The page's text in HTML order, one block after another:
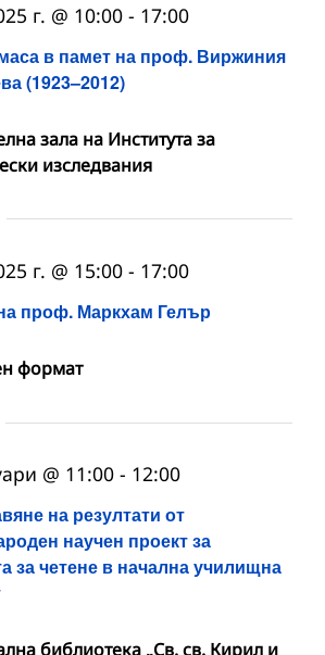
в памет на проф. Виржиния
(1923–2012)
г. @ 10:00 - 17:00
зала на Института за
изследвания
проф. Маркхам Гелър
г. @ 15:00 - 17:00
формат
на резултати от
научен проект за
за четене в начална училищна
@ 11:00 - 12:00
библиотека „Св. св. Кирил и